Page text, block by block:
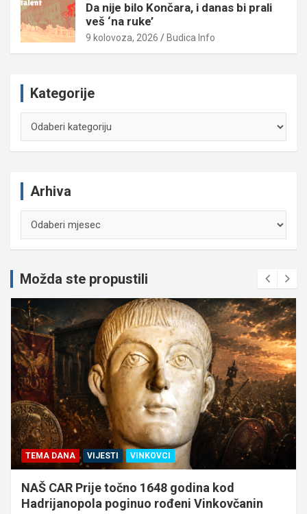
Da nije bilo Končara, i danas bi prali
veš ‘na ruke’
9 kolovoza, 2026 Budica Info
Kategorije
Arhiva
Možda ste propustili
TEMA DANA VIJESTI VINKOVCI
NAŠ CAR Prije točno 1648 godina kod
Hadrijanopola poginuo rođeni Vinkovčanin